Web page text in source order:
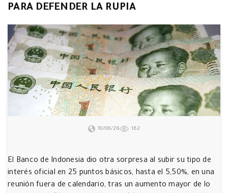
PARA DEFENDER LA RUPIA
10/06/26 162
El Banco de Indonesia dio otra sorpresa al subir su tipo de
interés oficial en 25 puntos básicos, hasta el 5,50%, en una
reunión fuera de calendario, tras un aumento mayor de lo